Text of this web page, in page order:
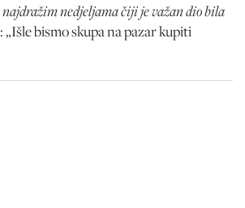
najdražim nedjeljama čiji je važan dio bila
: „Išle bismo skupa na pazar kupiti